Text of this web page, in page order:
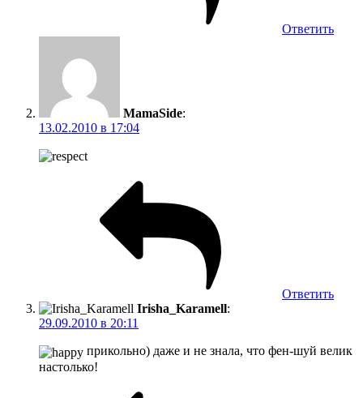
Ответить
MamaSide:
13.02.2010 в 17:04
Ответить
Irisha_Karamell:
29.09.2010 в 20:11
прикольно) даже и не знала, что фен-шуй велик
настолько!